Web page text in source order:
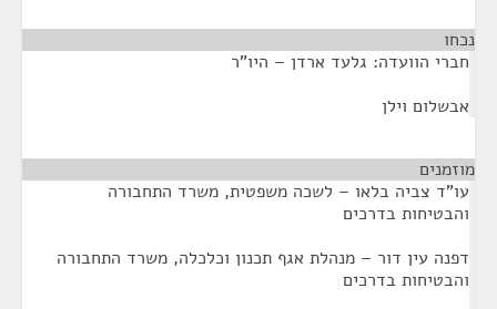
נכחו
חברי הוועדה: גלעד ארדן – היו"ר
אבשלום וילן
מוזמנים
עו"ד צביה בלאו – לשכה משפטית, משרד התחבורה
והבטיחות בדרכים
דפנה עין דור – מנהלת אגף תכנון וכלכלה, משרד התחבורה
והבטיחות בדרכים